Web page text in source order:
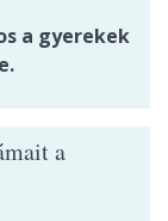
a gyerekek
a